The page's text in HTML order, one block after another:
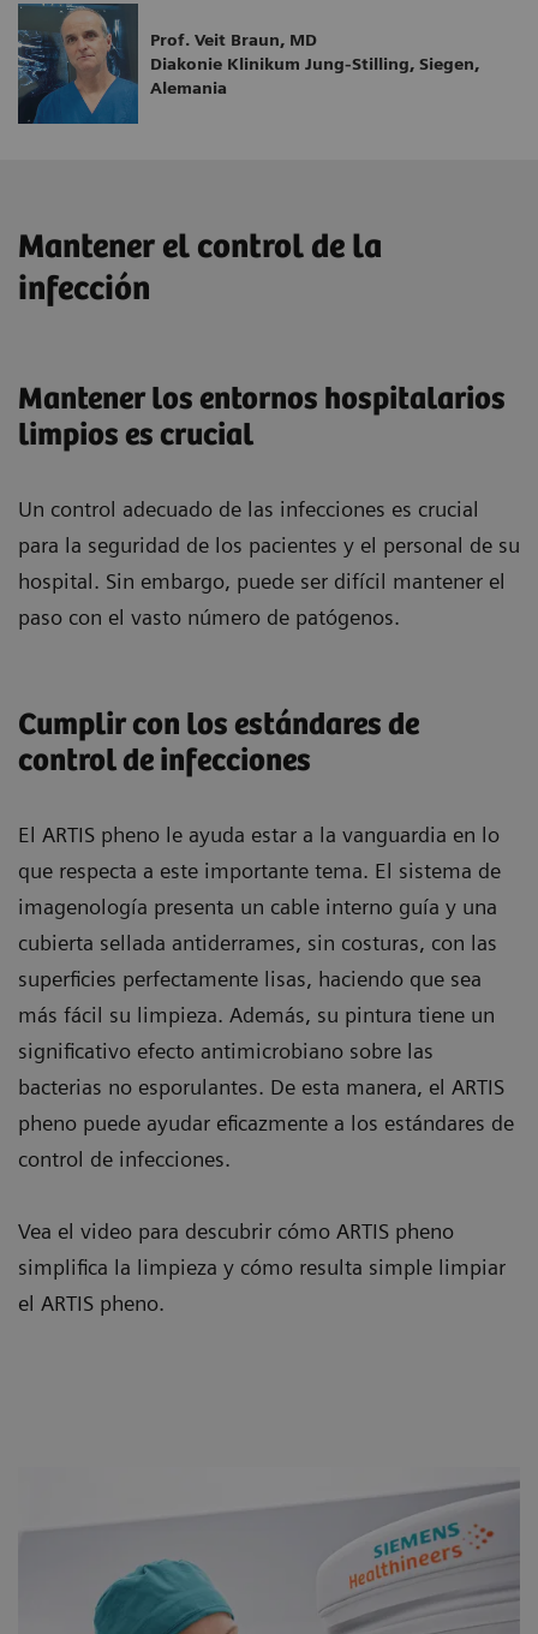
Prof. Veit Braun, MD
Diakonie Klinikum Jung-Stilling, Siegen,
Alemania
Mantener el control de la
infección
Mantener los entornos hospitalarios
limpios es crucial
Un control adecuado de las infecciones es crucial
para la seguridad de los pacientes y el personal de su
hospital. Sin embargo, puede ser difícil mantener el
paso con el vasto número de patógenos.
Cumplir con los estándares de
control de infecciones
El ARTIS pheno le ayuda estar a la vanguardia en lo
que respecta a este importante tema. El sistema de
imagenología presenta un cable interno guía y una
cubierta sellada antiderrames, sin costuras, con las
superficies perfectamente lisas, haciendo que sea
más fácil su limpieza. Además, su pintura tiene un
significativo efecto antimicrobiano sobre las
bacterias no esporulantes. De esta manera, el ARTIS
pheno puede ayudar eficazmente a los estándares de
control de infecciones.
Vea el video para descubrir cómo ARTIS pheno
simplifica la limpieza y cómo resulta simple limpiar
el ARTIS pheno.